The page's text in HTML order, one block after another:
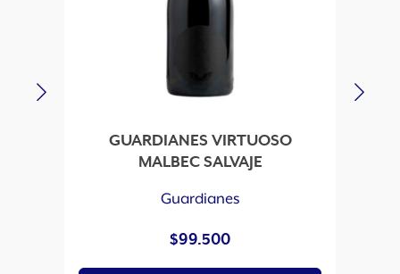
GUARDIANES VIRTUOSO
MALBEC SALVAJE
Guardianes
$99.500